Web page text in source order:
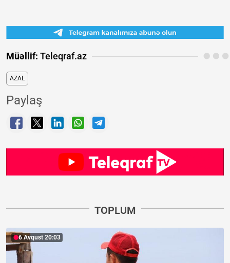
Müəllif: Teleqraf.az
AZAL
Paylaş
TOPLUM
6 Avqust 20:03